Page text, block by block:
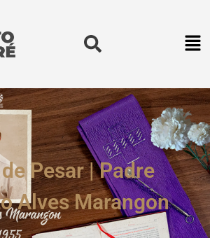
Pesar | Padre
Alves Marangon